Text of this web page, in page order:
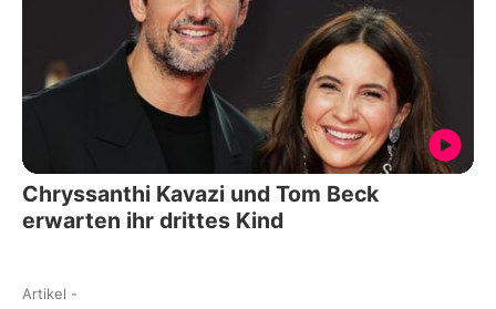
Chryssanthi Kavazi und Tom Beck
erwarten ihr drittes Kind
Artikel -